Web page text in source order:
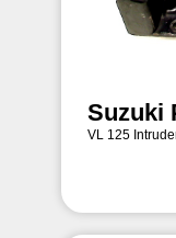
Suzuki
VL 125